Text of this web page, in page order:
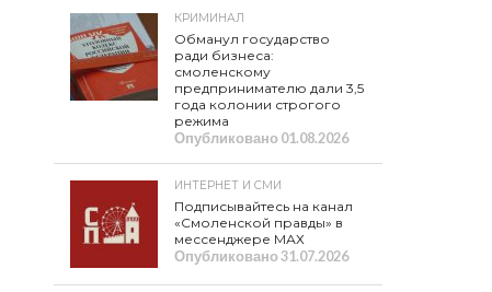
КРИМИНАЛ
Обманул государство
ради бизнеса:
смоленскому
предпринимателю дали 3,5
года колонии строгого
режима
Опубликовано01.08.2026
ИНТЕРНЕТ И СМИ
Подписывайтесь на канал
«Смоленской правды» в
мессенджере МАХ
Опубликовано31.07.2026